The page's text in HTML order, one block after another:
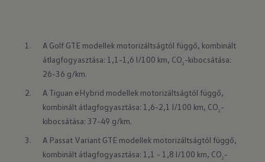
A Golf GTE modellek motorizáltságtól függő, kombinált
átlagfogyasztása: 1,1-1,6 l/100 km, CO2 -kibocsátása:
26-36 g/km.
A Tiguan eHybrid modellek motorizáltságtól függő,
kombinált átlagfogyasztása: 1,6-2,1 l/100 km, CO2 -
kibocsátása: 37-49 g/km.
A Passat Variant GTE modellek motorizáltságtól függő,
kombinált átlagfogyasztása: 1,1 - 1,8 l/100 km, CO2 -